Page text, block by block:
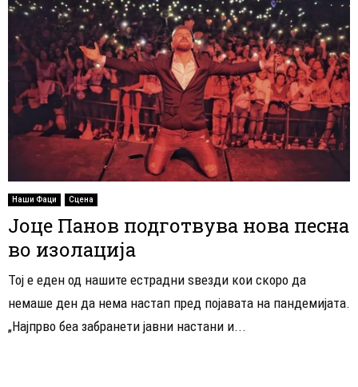
Наши Фаци Сцена
Јоце Панов подготвува нова песна
во изолација
Тој е еден од нашите естрадни ѕвезди кои скоро да
немаше ден да нема настап пред појавата на пандемијата.
„Најпрво беа забранети јавни настани и...